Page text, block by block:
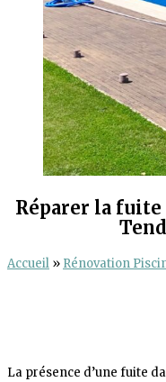
Réparer la
Accueil » Rénovation
La présence d’une fuite